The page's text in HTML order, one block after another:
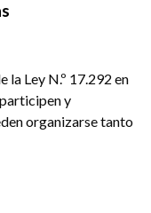
la Ley N.º 17.292 en
y
organizarse tanto